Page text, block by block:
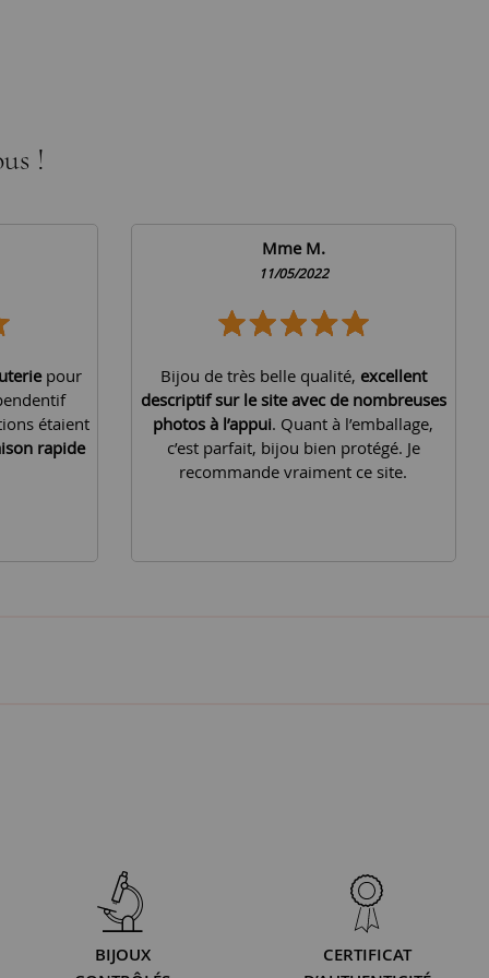
!
pour
étaient
rapide
Mme M.
11/05/2022
Bijou de très belle qualité, excellent
descriptif sur le site avec de nombreuses
photos à l’appui. Quant à l’emballage,
c’est parfait, bijou bien protégé. Je
recommande vraiment ce site.
BIJOUX
CERTIFICAT